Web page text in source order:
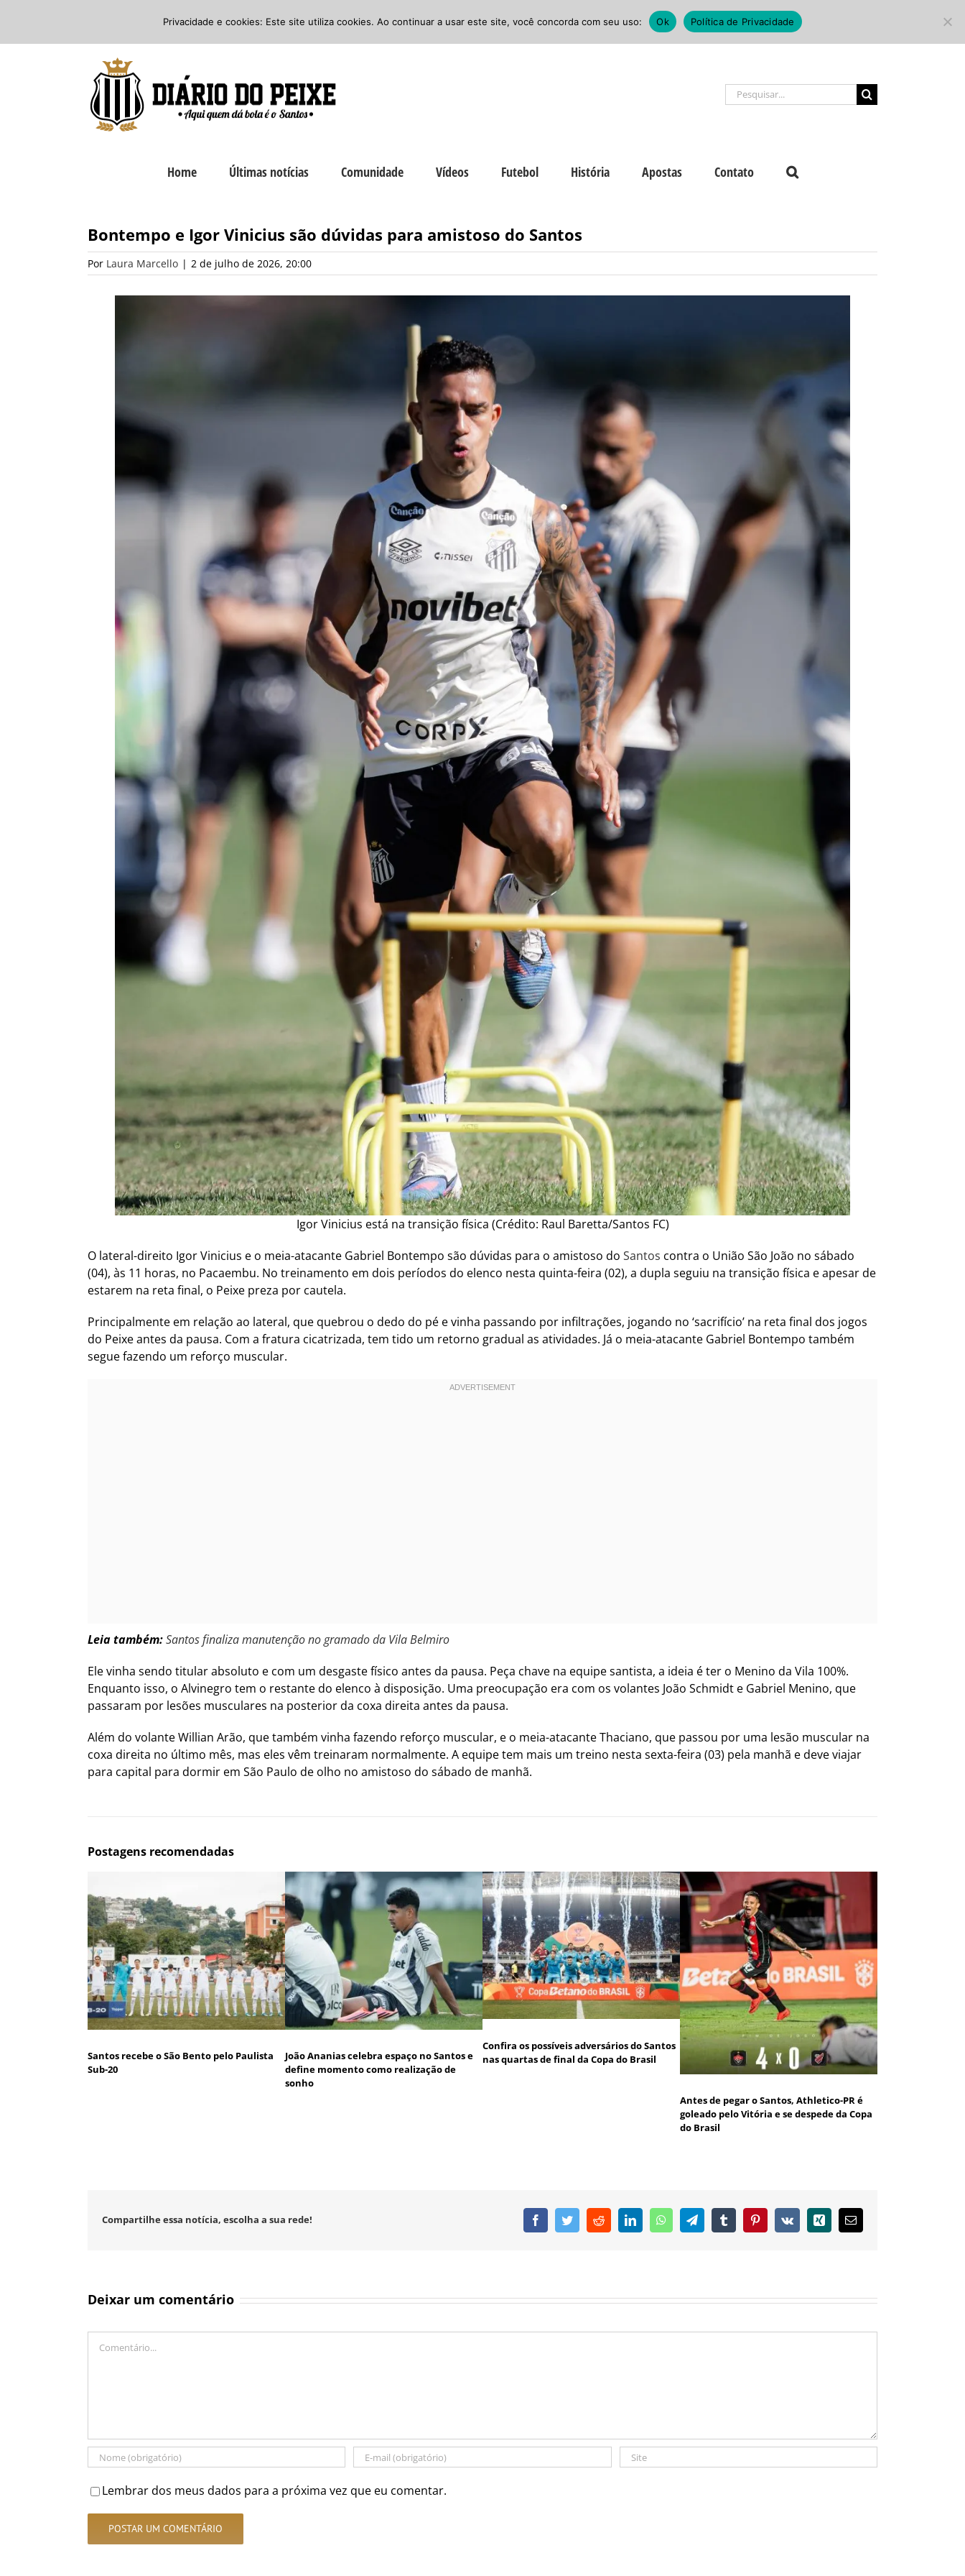
o
Facebook
Instagram
Buscar
resultados
Home Últimas notícias Comunidade Vídeos Futebol História Apostas Contato
Bontempo e Igor Vinicius são dúvidas para amistoso do Santos
Por Laura Marcello | 2 de julho de 2026, 20:00
Igor Vinicius está na transição física (Crédito: Raul Baretta/Santos FC)
O lateral-direito Igor Vinicius e o meia-atacante Gabriel Bontempo são dúvidas para o amistoso do Santos contra o União São João no sábado
(04), às 11 horas, no Pacaembu. No treinamento em dois períodos do elenco nesta quinta-feira (02), a dupla seguiu na transição física e apesar de
estarem na reta final, o Peixe preza por cautela.
Principalmente em relação ao lateral, que quebrou o dedo do pé e vinha passando por infiltrações, jogando no ‘sacrifício’ na reta final dos jogos
do Peixe antes da pausa. Com a fratura cicatrizada, tem tido um retorno gradual as atividades. Já o meia-atacante Gabriel Bontempo também
segue fazendo um reforço muscular.
Leia também:Santos finaliza manutenção no gramado da Vila Belmiro
Ele vinha sendo titular absoluto e com um desgaste físico antes da pausa. Peça chave na equipe santista, a ideia é ter o Menino da Vila 100%.
Enquanto isso, o Alvinegro tem o restante do elenco à disposição. Uma preocupação era com os volantes João Schmidt e Gabriel Menino, que
passaram por lesões musculares na posterior da coxa direita antes da pausa.
Além do volante Willian Arão, que também vinha fazendo reforço muscular, e o meia-atacante Thaciano, que passou por uma lesão muscular na
coxa direita no último mês, mas eles vêm treinaram normalmente. A equipe tem mais um treino nesta sexta-feira (03) pela manhã e deve viajar
para capital para dormir em São Paulo de olho no amistoso do sábado de manhã.
Postagens recomendadas
Santos recebe o São Bento pelo Paulista
Sub-20
João Ananias celebra espaço no Santos e
define momento como realização de
sonho
Confira os possíveis adversários do Santos
nas quartas de final da Copa do Brasil
Antes de pegar o Santos, Athletico-PR é
goleado pelo Vitória e se despede da Copa
do Brasil
Compartilhe essa notícia, escolha a sua rede! FacebookTwitterRedditLinkedInWhatsAppTelegramTumblr PinterestVk Xing
E-
mail
Deixar um comentário
Lembrar dos meus dados para a próxima vez que eu comentar.
Privacidade e cookies: Este site utiliza cookies. Ao continuar a usar este site, você concorda com seu uso: Ok Política de Privacidade